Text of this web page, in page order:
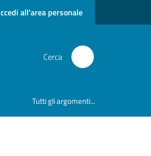
all'area personale
Cerca
Tutti gli argomenti...